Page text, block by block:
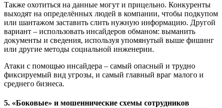
Также охотиться на данные могут и прицельно. Конкуренты
выходят на определённых людей в компании, чтобы подкупом
или шантажом заставить слить нужную информацию. Другой
вариант – использовать инсайдеров обманом: выманить
документы и сведения, используя упомянутый выше фишинг
или другие методы социальной инженерии.
Атаки с помощью инсайдера – самый опасный и трудно
фиксируемый вид угрозы, и самый главный враг малого и
среднего бизнеса.
5. «Боковые» и мошеннические схемы сотрудников